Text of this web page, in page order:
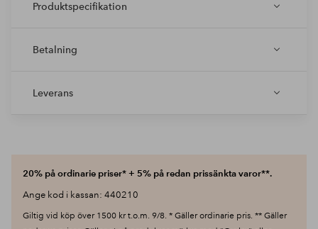
Produktspecifikation
Betalning
Leverans
20% på ordinarie priser* + 5% på redan prissänkta varor**.
Ange kod i kassan: 440210
Giltig vid köp över 1500 kr t.o.m. 9/8. * Gäller ordinarie pris. ** Gäller